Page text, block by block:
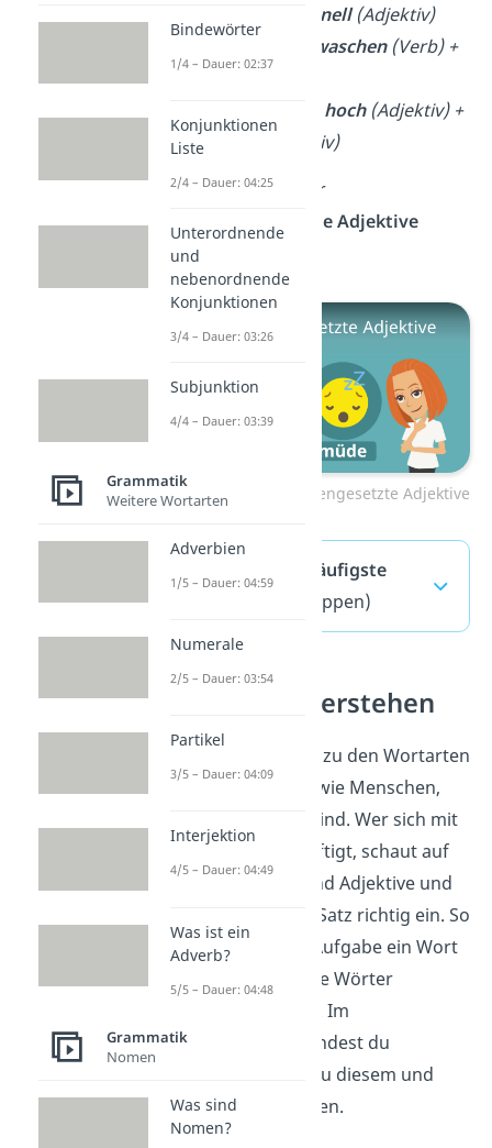
schnell(Adjektiv)
waschen(Verb) +
hoch(Adjektiv) +
aktuell
(Adjektiv)
Alles Wichtige über
zusammengesetzte Adjektive
findest du
Zum Video: Zusammengesetzte Adjektive
Adjektive — häufigste
(ausklappen)
Wortarten verstehen
Adjektive gehören zu den Wortarten
und beschreiben, wie Menschen,
Tiere oder Dinge sind. Wer sich mit
Wortarten beschäftigt, schaut auf
Nomen, Verben und Adjektive und
ordnet Wörter im Satz richtig ein. So
wird klar, welche Aufgabe ein Wort
im Satz hat und wie Wörter
zusammenpassen. Im
Deutschbereich
findest du
passende Videos zu diesem und
verwandten Themen.
Bindewörter
1/4 – Dauer: 02:37
Konjunktionen
Liste
2/4 – Dauer: 04:25
Unterordnende
und
nebenordnende
Konjunktionen
3/4 – Dauer: 03:26
Subjunktion
4/4 – Dauer: 03:39
Grammatik
Weitere Wortarten
Adverbien
1/5 – Dauer: 04:59
Numerale
2/5 – Dauer: 03:54
Partikel
3/5 – Dauer: 04:09
Interjektion
4/5 – Dauer: 04:49
Was ist ein
Adverb?
5/5 – Dauer: 04:48
Grammatik
Nomen
Was sind
Nomen?